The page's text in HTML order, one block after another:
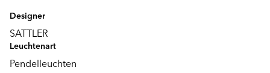
Designer
SATTLER
Leuchtenart
Pendelleuchten